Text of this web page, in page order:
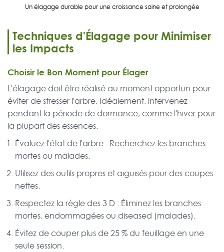
Un élagage durable pour une croissance saine et prolongée
Techniques d'Élagage pour Minimiser
les Impacts
Choisir le Bon Moment pour Élager
L'élagage doit être réalisé au moment opportun pour
éviter de stresser l'arbre. Idéalement, intervenez
pendant la période de dormance, comme l'hiver pour
la plupart des essences.
Évaluez l'état de l'arbre : Recherchez les branches
mortes ou malades.
Utilisez des outils propres et aiguisés pour des coupes
nettes.
Respectez la règle des 3 D : Éliminez les branches
mortes, endommagées ou diseased (malades).
Évitez de couper plus de 25 % du feuillage en une
seule session.